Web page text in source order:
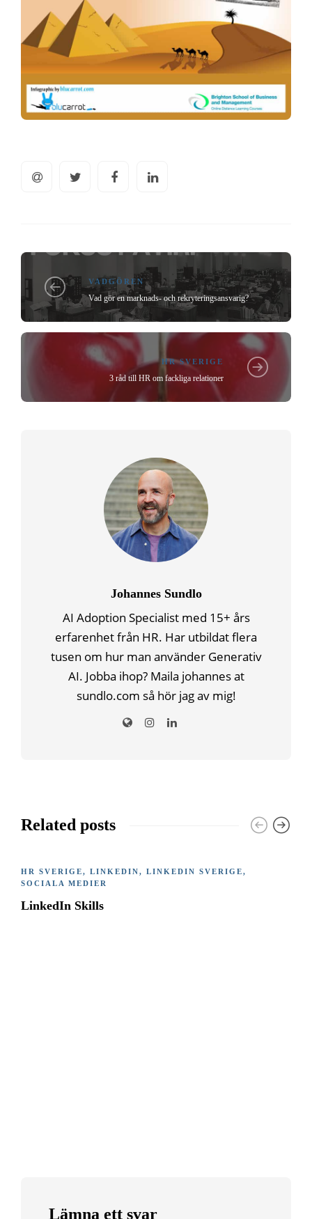
VADGÖREN
Vad gör en marknads- och rekryteringsansvarig?
HR SVERIGE
3 råd till HR om fackliga relationer
Johannes Sundlo
AI Adoption Specialist med 15+ års
erfarenhet från HR. Har utbildat flera
tusen om hur man använder Generativ
AI. Jobba ihop? Maila johannes at
sundlo.com så hör jag av mig!
Related posts
HR SVERIGE, LINKEDIN, LINKEDIN SVERIGE,
SOCIALA MEDIER
LinkedIn Skills
Lämna ett svar